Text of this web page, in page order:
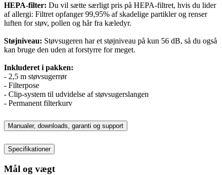
HEPA-filter: Du vil sætte særligt pris på HEPA-filtret, hvis du lider
af allergi: Filtret opfanger 99,95% af skadelige partikler og renser
luften for støv, pollen og hår fra kæledyr.
Støjniveau: Støvsugeren har et støjniveau på kun 56 dB, så du også
kan bruge den uden at forstyrre for meget.
Inkluderet i pakken:
- 2,5 m støvsugerrør
- Filterpose
- Clip-system til udvidelse af støvsugerslangen
- Permanent filterkurv
Manualer, downloads, garanti og support
Specifikationer
Mål og vægt